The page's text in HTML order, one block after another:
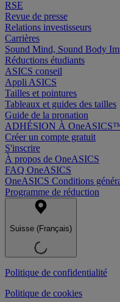
RSE
Revue de presse
Relations investisseurs
Carrières
Sound Mind, Sound Body
Réductions étudiants
ASICS conseil
Appli ASICS
Tailles et pointures
Tableaux et guides des tailles
Guide de la pronation
ADHÉSION À
Créer un compte gratuit
S'inscrire
À propos de OneASICS
FAQ OneASICS
OneASICS Conditions
Programme de réduction
Suisse (Français)
Politique de confidentialité
Politique de cookies